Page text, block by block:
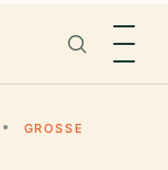
GROSSE H